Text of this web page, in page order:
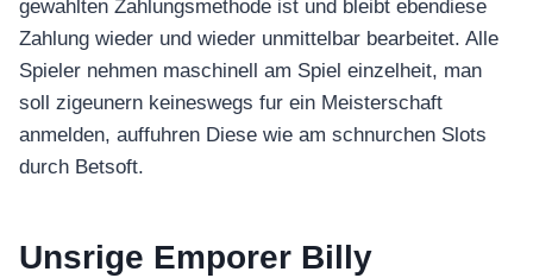
gewahlten Zahlungsmethode ist und bleibt ebendiese
Zahlung wieder und wieder unmittelbar bearbeitet. Alle
Spieler nehmen maschinell am Spiel einzelheit, man
soll zigeunern keineswegs fur ein Meisterschaft
anmelden, auffuhren Diese wie am schnurchen Slots
durch Betsoft.
Unsrige Emporer Billy